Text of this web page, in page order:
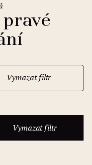
Vymazat filtr
Vymazat filtr